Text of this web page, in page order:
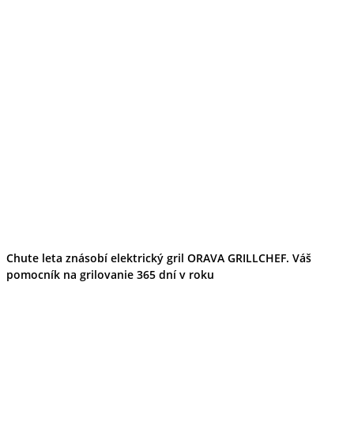
Folklór
Ubytovanie
Pobyty
Chute leta znásobí elektrický gril ORAVA GRILLCHEF. Váš
pomocník na grilovanie 365 dní v roku